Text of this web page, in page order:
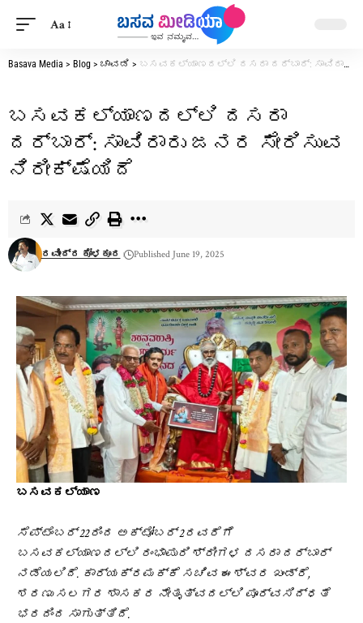
Aa
Basava Media > Blog > ಚಾವಡಿ > ಬಸವಕಲ್ಯಾಣದಲ್ಲಿ ದಸರಾ ದರ್ಬಾರ್: ಸಾವಿರಾರು ಜನರ ಸೇರಿಸುವ ನಿರೀಕ್ಷೆಯಿದೆ
ಬಸವಕಲ್ಯಾಣದಲ್ಲಿ ದಸರಾ
ದರ್ಬಾರ್: ಸಾವಿರಾರು ಜನರ ಸೇರಿಸುವ
ನಿರೀಕ್ಷೆಯಿದೆ
ರವೀಂದ್ರ ಕೋಳಕೂರ Published June 19, 2025
ಬಸವಕಲ್ಯಾಣ
ಸೆಪ್ಟೆಂಬರ್ 22ರಿಂದ ಅಕ್ಟೋಬರ್ 2ರವರೆಗೆ
ಬಸವಕಲ್ಯಾಣದಲ್ಲಿ ರಂಭಾಪುರಿ ಶ್ರೀಗಳ ದಸರಾ ದರ್ಬಾರ್
ನಡೆಯಲಿದೆ. ಕಾರ್ಯಕ್ರಮಕ್ಕೆ ಸಚಿವ ಈಶ್ವರ ಖಂಡ್ರೆ,
ಶರಣು ಸಲಗರ ಶಾಸಕರ ನೇತೃತ್ವದಲ್ಲಿ ಪೂರ್ವಸಿದ್ಧತೆ
ಭರದಿಂದ ಸಾಗುತ್ತಿದೆ.